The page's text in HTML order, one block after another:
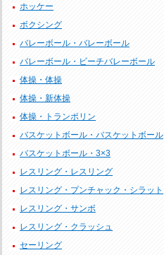
ホッケー
ボクシング
バレーボール・バレーボール
バレーボール・ビーチバレーボール
体操・体操
体操・新体操
体操・トランポリン
バスケットボール・バスケットボール
バスケットボール・3×3
レスリング・レスリング
レスリング・プンチャック・シラット
レスリング・サンボ
レスリング・クラッシュ
セーリング